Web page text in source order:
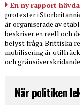
En ny rapport
protester i
är organiserade av
beskriver en reell och
belyst fråga. Brittiska
mobilisering är
och
När politiken